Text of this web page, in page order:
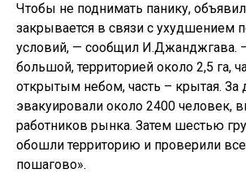
Чтобы не поднимать панику,
закрывается в связи с ухудшением
условий, — сообщил И.Джанджгава.
большой, территорией около 2,5 га,
открытым небом, часть – крытая. За
эвакуировали около 2400 человек,
работников рынка. Затем шестью
обошли территорию и проверили
пошагово».